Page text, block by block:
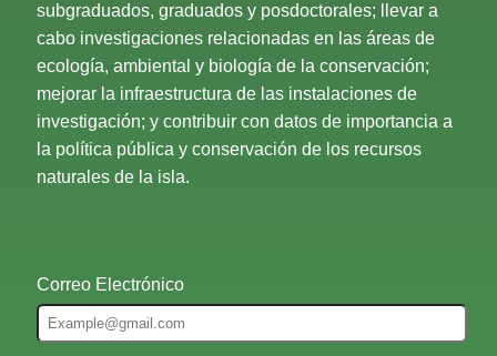
subgraduados, graduados y posdoctorales; llevar a
cabo investigaciones relacionadas en las áreas de
ecología, ambiental y biología de la conservación;
mejorar la infraestructura de las instalaciones de
investigación; y contribuir con datos de importancia a
la política pública y conservación de los recursos
naturales de la isla.
Correo Electrónico